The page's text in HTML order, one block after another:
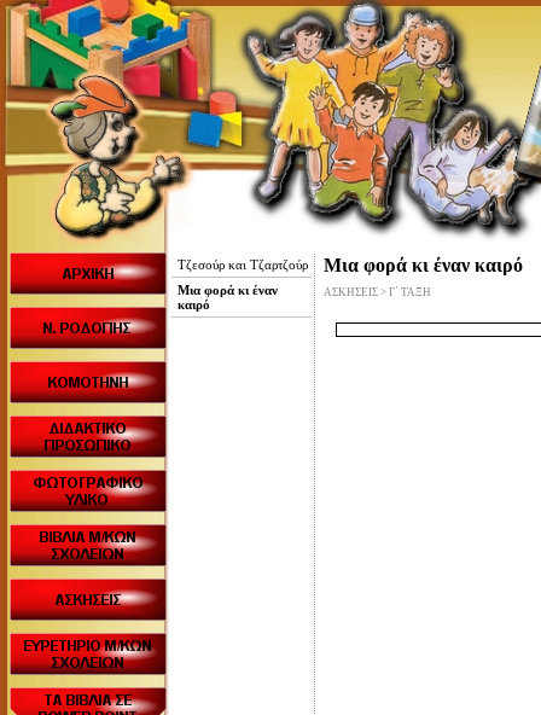
Μια φορά κι έναν καιρό
ΑΣΚΗΣΕΙΣ > Γ΄ ΤΑΞΗ
Τζεσούρ και Τζαρτζούρ
Μια φορά κι έναν
καιρό